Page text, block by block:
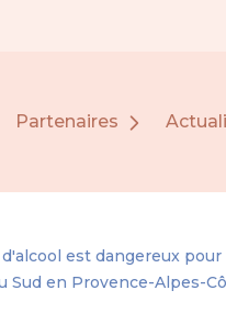
Partenaires
est dangereux
Sud en Provence-Alpes-